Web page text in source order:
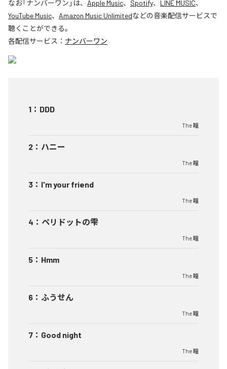
なお「ナンバーワン 」は、 Apple Music、 Spotify、 LINE MUSIC、
YouTube Music、 Amazon Music Unlimitedなどの音楽配信サービスで
聴くことができる。
各配信サービス： ナンバーワン
1 ： DDD
The 瞳
2 ： ハニー
The 瞳
3 ： I'm your friend
The 瞳
4 ： ペリドットの雫
The 瞳
5 ： Hmm
The 瞳
6 ： ふうせん
The 瞳
7 ： Good night
The 瞳